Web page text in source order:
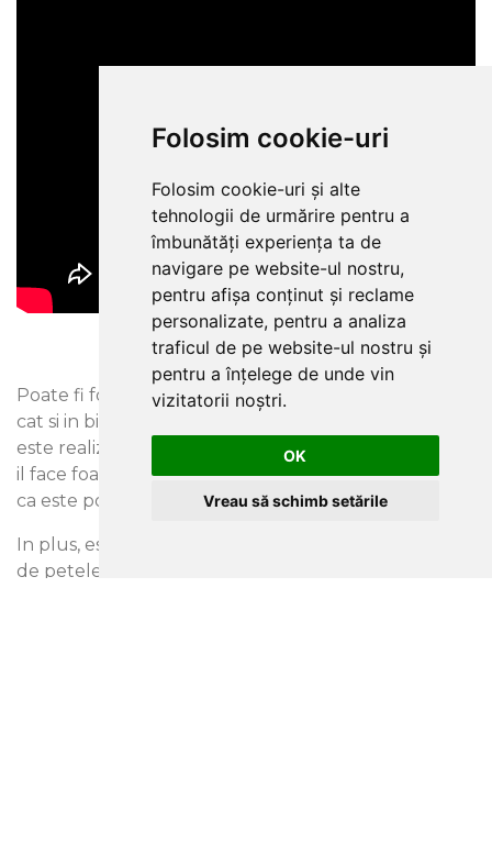
Folosim cookie-uri
Folosim cookie-uri și alte
tehnologii de urmărire pentru a
îmbunătăți experiența ta de
navigare pe website-ul nostru,
pentru afișa conținut și reclame
personalizate, pentru a analiza
traficul de pe website-ul nostru și
pentru a înțelege de unde vin
vizitatorii noștri.
OK
Vreau să schimb setările
Poate fi folosit atat in livinguri, dormitoare, holuri,
cat si in birouri si spatii Horeca. Acest tapet din vinil
este realizat cu o tehnica speciala de productie care
il face foarte rezistent la frecare si zgarieturi, astfel
ca este potrivit inclusiv pentru spatii circulate intens.
In plus, este superlavabil si poate fi curatat (in afara
de petele de ulei sau grasime) cu o carpa moale si